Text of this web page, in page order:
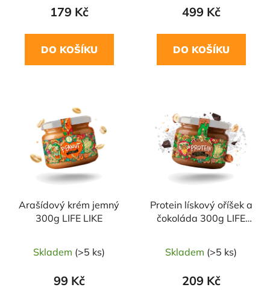
179 Kč
DO KOŠÍKU
499 Kč
DO KOŠÍKU
Arašídový krém jemný
300g LIFE LIKE
Skladem (>5 ks)
99 Kč
Protein lískový oříšek a
čokoláda 300g LIFE
Skladem (>5 ks)
209 Kč